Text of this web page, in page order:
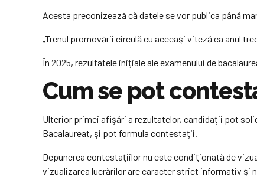
Acesta preconizează că datele se vor publica până
„Trenul promovării circulă cu aceeaşi viteză ca anul
În 2025, rezultatele iniţiale ale examenului de
Cum se pot
Ulterior primei afişări a rezultatelor, candidaţii pot
Bacalaureat, şi pot formula contestaţii.
Depunerea contestaţiilor nu este condiţionată de
vizualizarea lucrărilor are caracter strict informativ şi